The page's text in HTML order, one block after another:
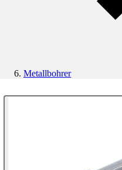
Metallbohrer